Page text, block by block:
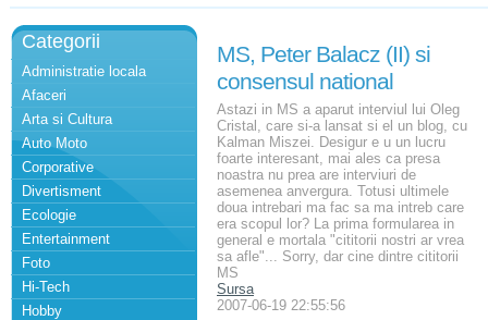
Categorii
Administratie locala
Afaceri
Arta si Cultura
Auto Moto
Corporative
Divertisment
Ecologie
Entertainment
Foto
Hi-Tech
Hobby
MS, Peter Balacz (II) si
consensul national
Astazi in MS a aparut interviul lui Oleg
Cristal, care si-a lansat si el un blog, cu
Kalman Miszei. Desigur e u un lucru
foarte interesant, mai ales ca presa
noastra nu prea are interviuri de
asemenea anvergura. Totusi ultimele
doua intrebari ma fac sa ma intreb care
era scopul lor? La prima formularea in
general e mortala "cititorii nostri ar vrea
sa afle"... Sorry, dar cine dintre cititorii
MS
Sursa
2007-06-19 22:55:56